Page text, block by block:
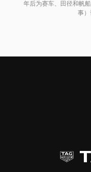
年后为赛车、田径和帆
事）